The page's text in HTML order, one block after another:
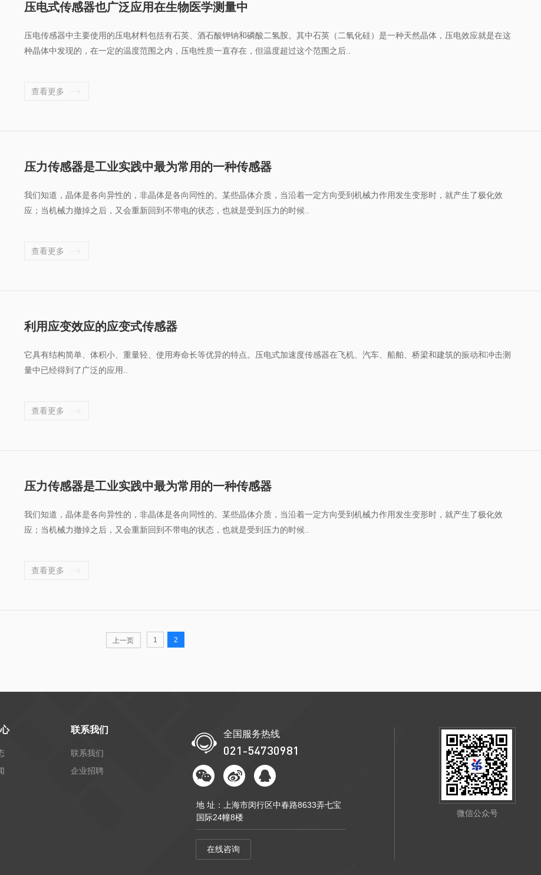
压电式传感器也广泛应用在生物医学测量中
压电传感器中主要使用的压电材料包括有石英、酒石酸钾钠和磷酸二氢胺。其中石英（二氧化硅）是一种天然晶体，压电效应就是在这
种晶体中发现的，在一定的温度范围之内，压电性质一直存在，但温度超过这个范围之后..
查看更多
压力传感器是工业实践中最为常用的一种传感器
我们知道，晶体是各向异性的，非晶体是各向同性的。某些晶体介质，当沿着一定方向受到机械力作用发生变形时，就产生了极化效
应；当机械力撤掉之后，又会重新回到不带电的状态，也就是受到压力的时候..
查看更多
利用应变效应的应变式传感器
它具有结构简单、体积小、重量轻、使用寿命长等优异的特点。压电式加速度传感器在飞机、汽车、船舶、桥梁和建筑的振动和冲击测
量中已经得到了广泛的应用..
查看更多
压力传感器是工业实践中最为常用的一种传感器
我们知道，晶体是各向异性的，非晶体是各向同性的。某些晶体介质，当沿着一定方向受到机械力作用发生变形时，就产生了极化效
应；当机械力撤掉之后，又会重新回到不带电的状态，也就是受到压力的时候..
查看更多
上一页 1 2
联系我们
联系我们
企业招聘
全国服务热线
021-54730981
地 址：上海市闵行区中春路8633弄七宝
国际24幢8楼
在线咨询
微信公众号